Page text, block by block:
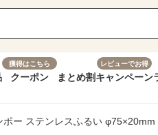
獲得はこちら
クーポン まとめ割
レビューでお得
キャンペーン
ポー ステンレスふるい